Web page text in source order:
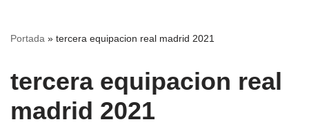
Portada » tercera equipacion real madrid 2021
tercera equipacion real
madrid 2021